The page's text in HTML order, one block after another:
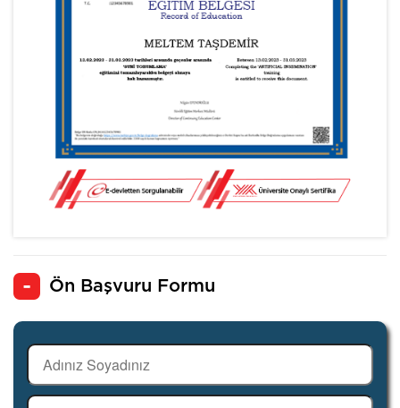
Ön Başvuru Formu